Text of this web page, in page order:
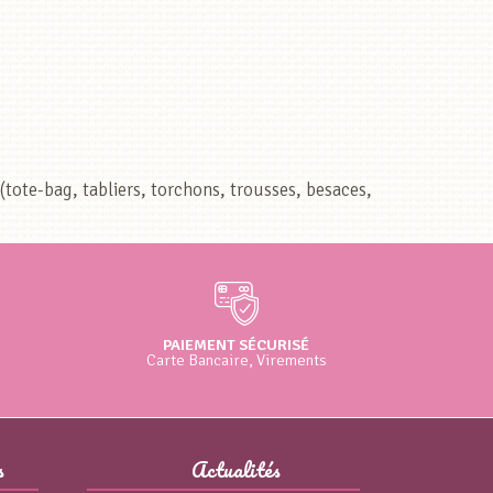
bag, tabliers, torchons, trousses, besaces,
PAIEMENT SÉCURISÉ
Carte Bancaire, Virements
Actualités